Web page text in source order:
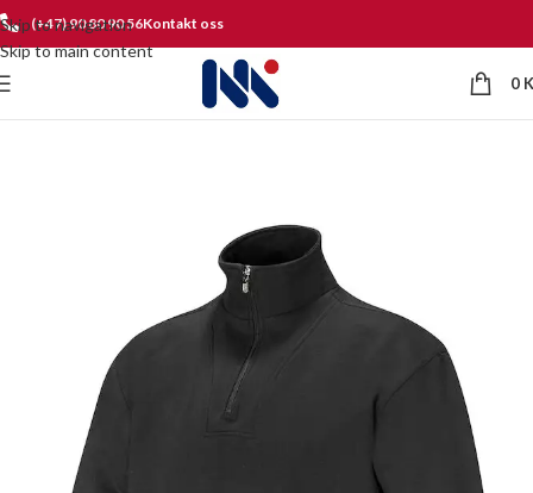
Skip to navigation
Skip to main content
(+47) 90 80 90 56Kontakt oss
0